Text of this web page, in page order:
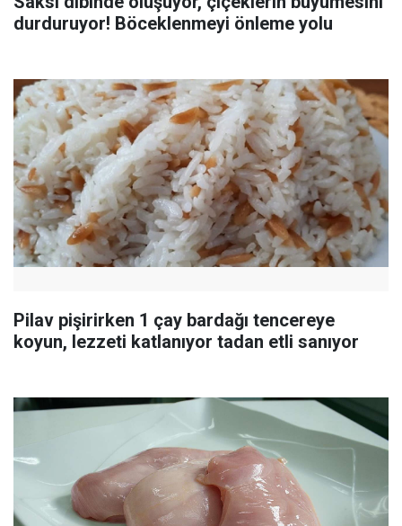
durduruyor! Böceklenmeyi önleme yolu
Pilav pişirirken 1 çay bardağı tencereye
koyun, lezzeti katlanıyor tadan etli sanıyor